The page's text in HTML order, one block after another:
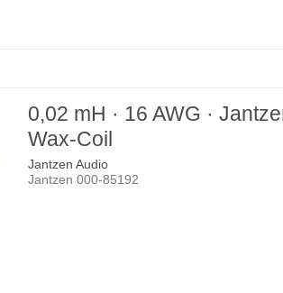
0,02 mH · 16 AWG ·
Wax-Coil
Jantzen Audio
Jantzen 000-85192